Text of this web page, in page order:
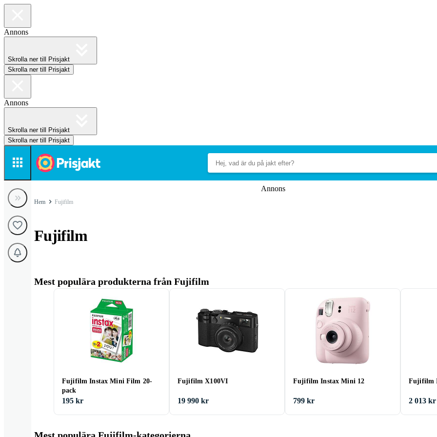
Annons
Skrolla ner till Prisjakt
Skrolla ner till Prisjakt
Annons
Skrolla ner till Prisjakt
Skrolla ner till Prisjakt
Annons
Hem Fujifilm
Fujifilm
Mest populära produkterna från Fujifilm
Fujifilm Instax Mini Film 20-
pack
195 kr
Fujifilm X100VI
19 990 kr
Fujifilm Instax Mini 12
799 kr
Fujifilm
2 013 kr